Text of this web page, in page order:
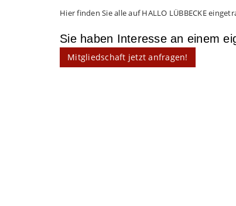
Hier finden Sie alle auf HALLO LÜBBECKE
Sie haben Interesse an einem
Mitgliedschaft jetzt anfragen!